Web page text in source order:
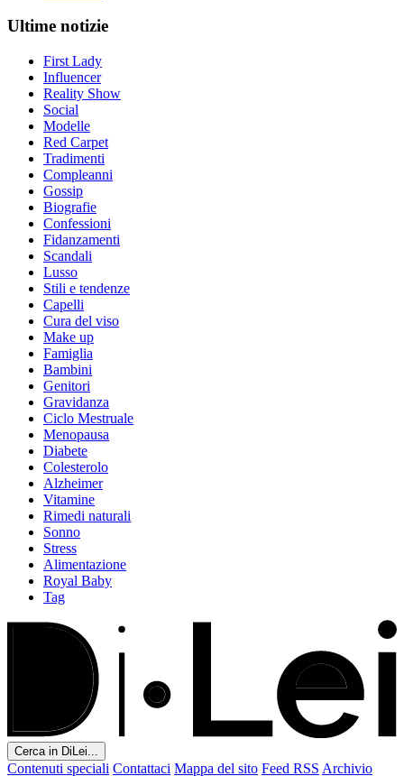
Ultime notizie
First Lady
Influencer
Reality Show
Social
Modelle
Red Carpet
Tradimenti
Compleanni
Gossip
Biografie
Confessioni
Fidanzamenti
Scandali
Lusso
Stili e tendenze
Capelli
Cura del viso
Make up
Famiglia
Bambini
Genitori
Gravidanza
Ciclo Mestruale
Menopausa
Diabete
Colesterolo
Alzheimer
Vitamine
Rimedi naturali
Sonno
Stress
Alimentazione
Royal Baby
Tag
Cerca in DiLei...
Contenuti speciali Contattaci Mappa del sito Feed RSS Archivio